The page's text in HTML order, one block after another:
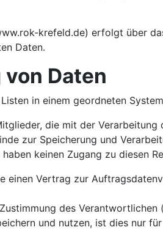
krefeld.de) erfolgt über
Daten.
Daten
in einem geordneten
die mit der
zur Speicherung und
keinen Zugang zu diesen
einen Vertrag zur
des
und nutzen, ist dies nur